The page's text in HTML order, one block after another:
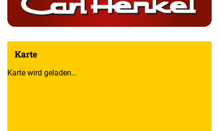
Karte
Karte wird geladen...